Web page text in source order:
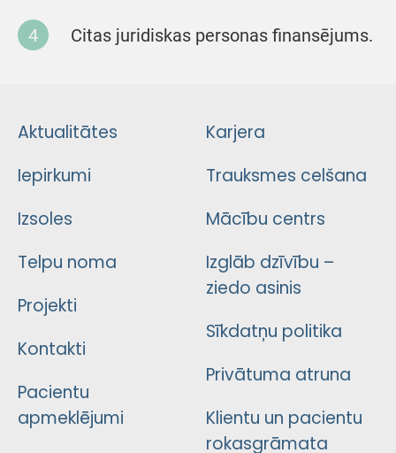
Citas juridiskas personas finansējums.
Aktualitātes
Iepirkumi
Izsoles
Telpu noma
Projekti
Kontakti
Pacientu
apmeklējumi
Karjera
Trauksmes celšana
Mācību centrs
Izglāb dzīvību –
ziedo asinis
Sīkdatņu politika
Privātuma atruna
Klientu un pacientu
rokasgrāmata